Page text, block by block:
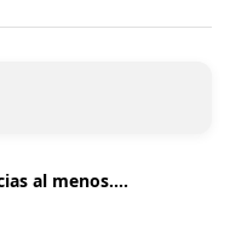
al menos....